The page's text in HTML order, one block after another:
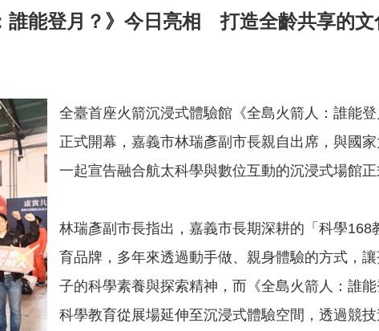
誰能登月？》今日亮相 打造全齡共享的文
全臺首座火箭沉浸式體驗館《全島火箭人：誰能
正式開幕，嘉義市林瑞彥副市長親自出席，與國
一起宣告融合航太科學與數位互動的沉浸式場館
林瑞彥副市長指出，嘉義市長期深耕的「科學
育品牌，多年來透過動手做、親身體驗的方式，
子的科學素養與探索精神，而《全島火箭人：誰
科學教育從展場延伸至沉浸式體驗空間，透過競